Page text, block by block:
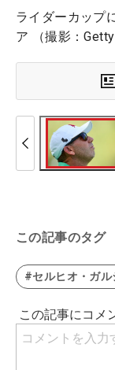
ライダーカップ
ア （撮影：
この記事のタグ
#セルヒオ・ガル